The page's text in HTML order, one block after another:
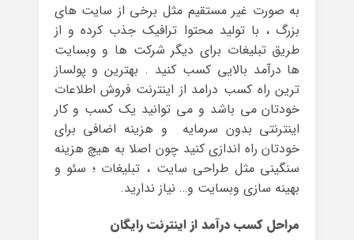
به صورت غیر مستقیم مثل برخی از سایت های
بزرگ ، با تولید محتوا ترافیک جذب کرده و از
طریق تبلیغات برای دیگر شرکت ها و وبسایت
ها درآمد بالایی کسب کنید . بهترین و پولساز
ترین راه کسب درامد از اینترنت فروش اطلاعات
خودتان می باشد و می توانید یک کسب و کار
اینترنتی بدون سرمایه و هزینه اضافی برای
خودتان راه اندازی کنید چون اصلا به هیچ هزینه
سنگینی مثل طراحی سایت ، تبلیغات ؛ سئو و
بهینه سازی وبسایت و… نیاز ندارید.
مراحل کسب درآمد از اینترنت رایگان